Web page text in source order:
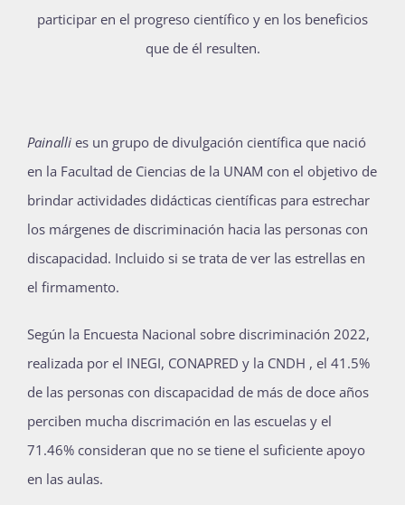
participar en el progreso científico y en los beneficios
que de él resulten.
Painalli es un grupo de divulgación científica que nació
en la Facultad de Ciencias de la UNAM con el objetivo de
brindar actividades didácticas científicas para estrechar
los márgenes de discriminación hacia las personas con
discapacidad. Incluido si se trata de ver las estrellas en
el firmamento.
Según la Encuesta Nacional sobre discriminación 2022,
realizada por el INEGI, CONAPRED y la CNDH , el 41.5%
de las personas con discapacidad de más de doce años
perciben mucha discrimación en las escuelas y el
71.46% consideran que no se tiene el suficiente apoyo
en las aulas.